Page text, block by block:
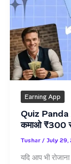
–
रोजाना
के
₹1000
रूपये
Earning App
Quiz
कमाओ ₹300
Tushar/ July 29,
यदि आप भी